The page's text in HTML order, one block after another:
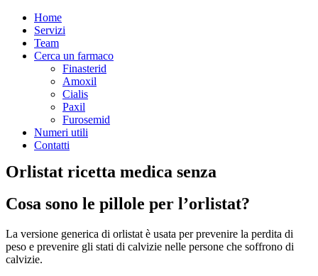
Home
Servizi
Team
Cerca un farmaco
Finasterid
Amoxil
Cialis
Paxil
Furosemid
Numeri utili
Contatti
Orlistat ricetta medica senza
Cosa sono le pillole per l’orlistat?
La versione generica di orlistat è usata per prevenire la perdita di
peso e prevenire gli stati di calvizie nelle persone che soffrono di
calvizie.